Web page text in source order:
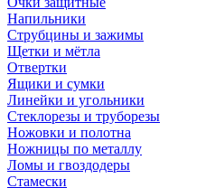
Напильники
Струбцины и зажимы
Щетки и мётла
Отвертки
Ящики и сумки
Линейки и угольники
Стеклорезы и труборезы
Ножовки и полотна
Ножницы по металлу
Ломы и гвоздодеры
Стамески